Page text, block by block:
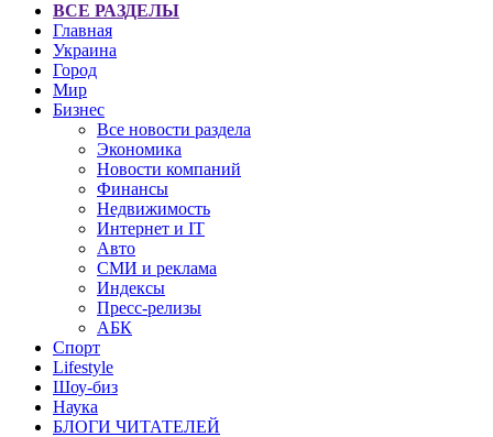
ВСЕ РАЗДЕЛЫ
Главная
Украина
Город
Мир
Бизнес
Все новости раздела
Экономика
Новости компаний
Финансы
Недвижимость
Интернет и IT
Авто
СМИ и реклама
Индексы
Пресс-релизы
АБК
Спорт
Lifestyle
Шоу-биз
Наука
БЛОГИ ЧИТАТЕЛЕЙ